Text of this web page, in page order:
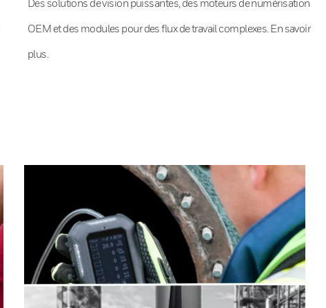
Des solutions de vision puissantes, des moteurs de numérisation
OEM et des modules pour des flux de travail complexes. En savoir
plus.